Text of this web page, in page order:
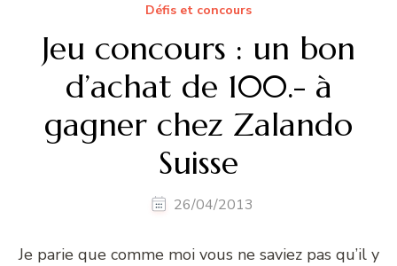
Défis et concours
Jeu concours : un bon
d’achat de 100.- à
gagner chez Zalando
Suisse
26/04/2013
Je parie que comme moi vous ne saviez pas qu’il y